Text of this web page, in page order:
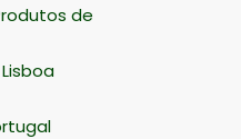
de